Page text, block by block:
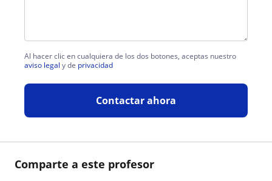
Comparte a este profesor
Al hacer clic en cualquiera de los dos botones, aceptas nuestro
aviso legal y de privacidad
Contactar ahora